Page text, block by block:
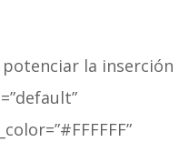
potenciar la inserción